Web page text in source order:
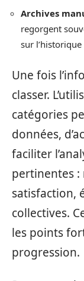
Archives
regorgent
sur
Une fois
classer.
catégories
données,
faciliter
pertinentes :
satisfaction,
collectives.
les points
progression.